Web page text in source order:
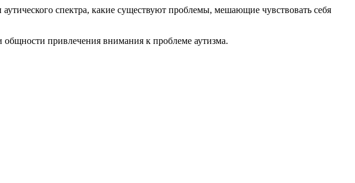
спектра, какие существуют проблемы, мешающие чувствовать себя
привлечения внимания к проблеме аутизма.